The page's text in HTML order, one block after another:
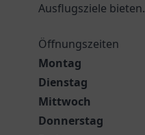
Ausflugsziele bieten.
Öffnungszeiten
Montag
Dienstag
Mittwoch
Donnerstag